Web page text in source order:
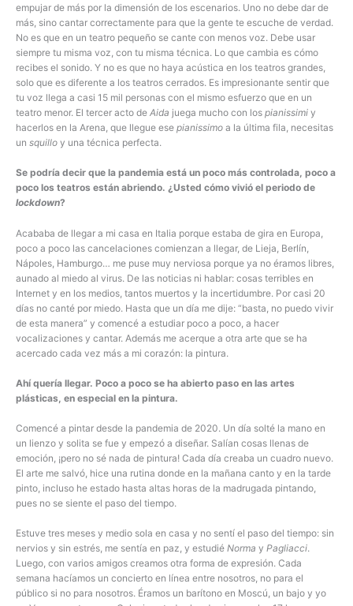
empujar de más por la dimensión de los escenarios. Uno no debe dar de
más, sino cantar correctamente para que la gente te escuche de verdad.
No es que en un teatro pequeño se cante con menos voz. Debe usar
siempre tu misma voz, con tu misma técnica. Lo que cambia es cómo
recibes el sonido. Y no es que no haya acústica en los teatros grandes,
solo que es diferente a los teatros cerrados. Es impresionante sentir que
tu voz llega a casi 15 mil personas con el mismo esfuerzo que en un
teatro menor. El tercer acto de Aida juega mucho con los pianissimi y
hacerlos en la Arena, que llegue ese pianissimo a la última fila, necesitas
un squillo y una técnica perfecta.
Se podría decir que la pandemia está un poco más controlada, poco a
poco los teatros están abriendo. ¿Usted cómo vivió el periodo de
lockdown?
Acababa de llegar a mi casa en Italia porque estaba de gira en Europa,
poco a poco las cancelaciones comienzan a llegar, de Lieja, Berlín,
Nápoles, Hamburgo… me puse muy nerviosa porque ya no éramos libres,
aunado al miedo al virus. De las noticias ni hablar: cosas terribles en
Internet y en los medios, tantos muertos y la incertidumbre. Por casi 20
días no canté por miedo. Hasta que un día me dije: “basta, no puedo vivir
de esta manera” y comencé a estudiar poco a poco, a hacer
vocalizaciones y cantar. Además me acerque a otra arte que se ha
acercado cada vez más a mi corazón: la pintura.
Ahí quería llegar. Poco a poco se ha abierto paso en las artes
plásticas, en especial en la pintura.
Comencé a pintar desde la pandemia de 2020. Un día solté la mano en
un lienzo y solita se fue y empezó a diseñar. Salían cosas llenas de
emoción, ¡pero no sé nada de pintura! Cada día creaba un cuadro nuevo.
El arte me salvó, hice una rutina donde en la mañana canto y en la tarde
pinto, incluso he estado hasta altas horas de la madrugada pintando,
pues no se siente el paso del tiempo.
Estuve tres meses y medio sola en casa y no sentí el paso del tiempo: sin
nervios y sin estrés, me sentía en paz, y estudié Norma y Pagliacci.
Luego, con varios amigos creamos otra forma de expresión. Cada
semana hacíamos un concierto en línea entre nosotros, no para el
público si no para nosotros. Éramos un barítono en Moscú, un bajo y yo